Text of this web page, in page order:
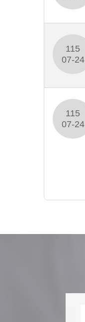
115
07-24
115
07-24